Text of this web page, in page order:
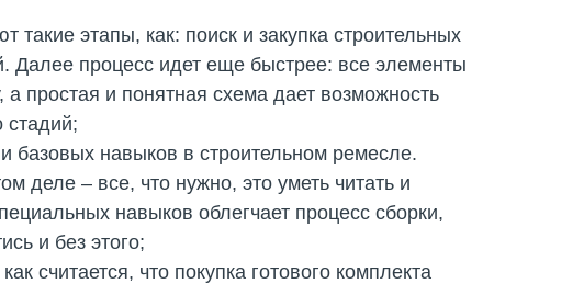
этапы, как: поиск и закупка строительных
Далее процесс идет еще быстрее: все элементы
а простая и понятная схема дает возможность
стадий;
базовых навыков в строительном ремесле.
деле – все, что нужно, это уметь читать и
навыков облегчает процесс сборки,
и без этого;
считается, что покупка готового комплекта